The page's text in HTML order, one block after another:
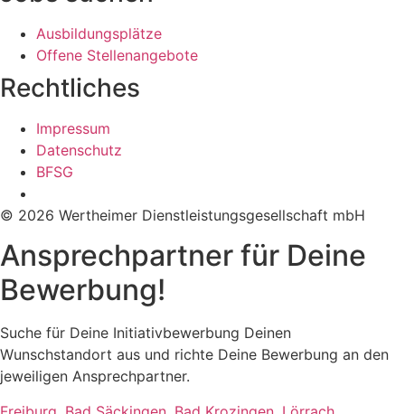
Ausbildungsplätze
Offene Stellenangebote
Rechtliches
Impressum
Datenschutz
BFSG
© 2026 Wertheimer Dienstleistungsgesellschaft mbH
Ansprechpartner für Deine
Bewerbung!
Suche für Deine Initiativbewerbung Deinen
Wunschstandort aus und richte Deine Bewerbung an den
jeweiligen Ansprechpartner.